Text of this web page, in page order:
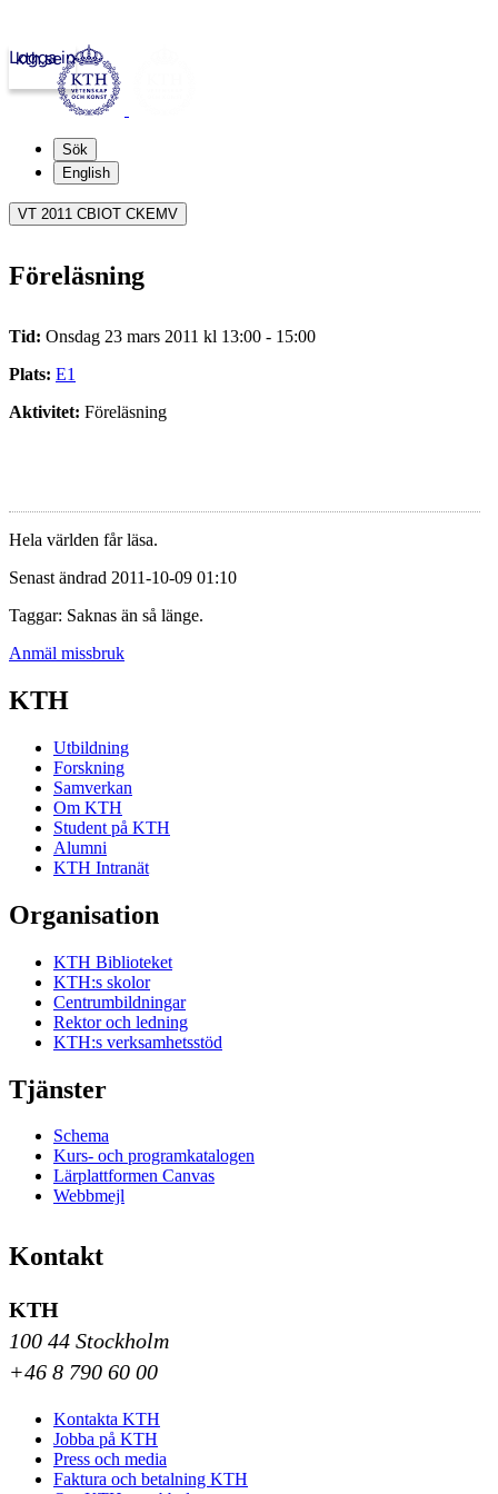
kth.se
Logga in
Sök
English
VT 2011 CBIOT CKEMV
Föreläsning
Tid: Onsdag 23 mars 2011 kl 13:00 - 15:00
Plats: E1
Aktivitet: Föreläsning
Hela världen får läsa.
Senast ändrad 2011-10-09 01:10
Taggar: Saknas än så länge.
Anmäl missbruk
KTH
Utbildning
Forskning
Samverkan
Om KTH
Student på KTH
Alumni
KTH Intranät
Organisation
KTH Biblioteket
KTH:s skolor
Centrumbildningar
Rektor och ledning
KTH:s verksamhetsstöd
Tjänster
Schema
Kurs- och programkatalogen
Lärplattformen Canvas
Webbmejl
Kontakt
KTH
100 44 Stockholm
+46 8 790 60 00
Kontakta KTH
Jobba på KTH
Press och media
Faktura och betalning KTH